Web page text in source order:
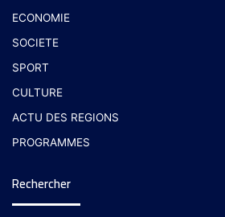
ECONOMIE
SOCIETE
SPORT
CULTURE
ACTU DES REGIONS
PROGRAMMES
Rechercher